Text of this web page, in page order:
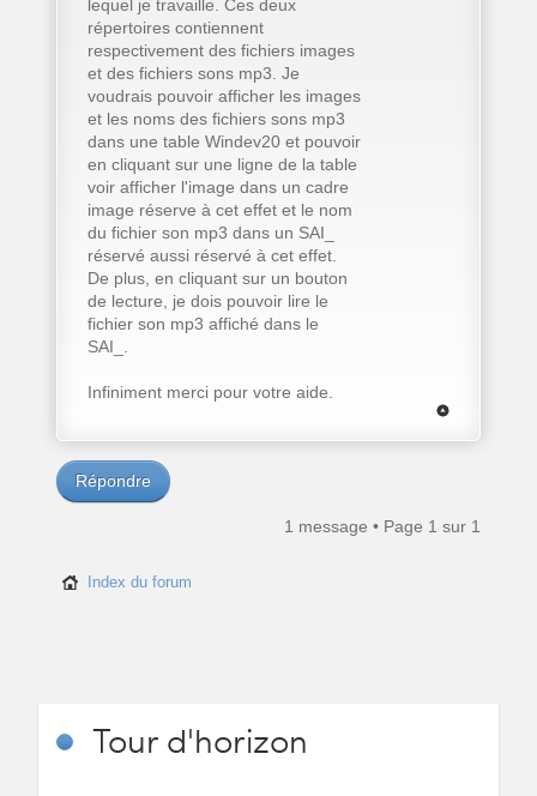
lequel je travaille. Ces deux
répertoires contiennent
respectivement des fichiers images
et des fichiers sons mp3. Je
voudrais pouvoir afficher les images
et les noms des fichiers sons mp3
dans une table Windev20 et pouvoir
en cliquant sur une ligne de la table
voir afficher l'image dans un cadre
image réserve à cet effet et le nom
du fichier son mp3 dans un SAI_
réservé aussi réservé à cet effet.
De plus, en cliquant sur un bouton
de lecture, je dois pouvoir lire le
fichier son mp3 affiché dans le
SAI_.
Infiniment merci pour votre aide.
Répondre
1 message • Page 1 sur 1
Index du forum
Tourd'horizon